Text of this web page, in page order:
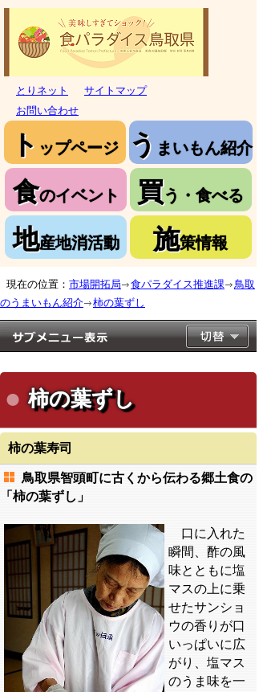
とりネット
サイトマップ
お問い合わせ
ト ップページ う まいもん紹介
食のイベント 買う・食べる
地産地消活動 施策情報
現在の位置： 市場開拓局 食パラダイス推進課
鳥取
のうまいもん紹介
柿の葉ずし
柿の葉ずし
柿の葉寿司
鳥取県智頭町に古くから伝わる郷土食の
「柿の葉ずし」
口に入れた
瞬間、酢の風
味とともに塩
マスの上に乗
せたサンショ
ウの香りが口
いっぱいに広
がり、塩マス
のうま味を一